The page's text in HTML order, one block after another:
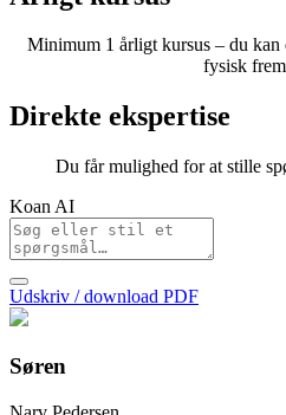
Minimum 1 årligt kursus – du kan
fysisk
Direkte ekspertise
Du får mulighed for at stille
Koan AI
Udskriv / download PDF
Søren